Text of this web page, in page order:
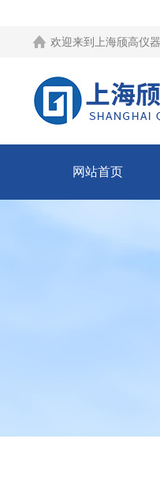
欢迎来到 上海颀高仪
网站首页